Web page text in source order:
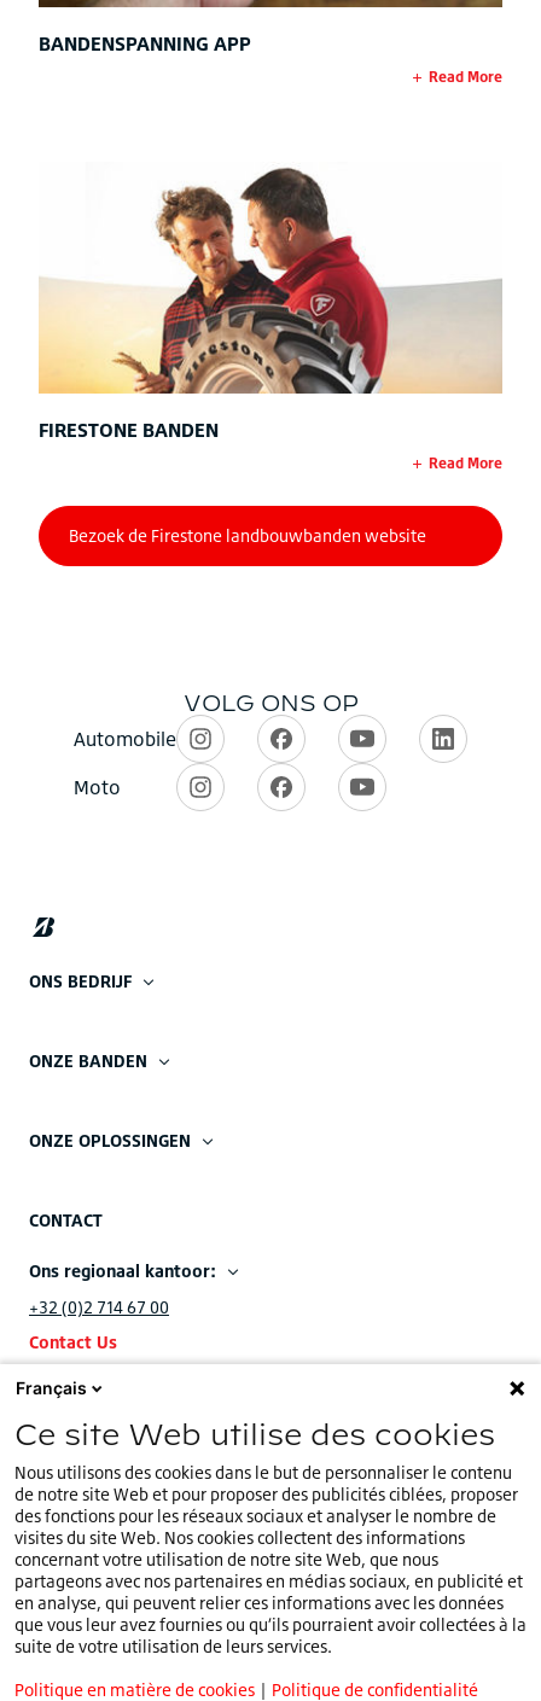
BANDENSPANNING APP
Read More
FIRESTONE BANDEN
Read More
ONS BEDRIJF
ONZE BANDEN
ONZE OPLOSSINGEN
CONTACT
Ons regionaal kantoor:
+32 (0)2 714 67 00
Contact Us
Ons EMEA hoofdkantoor:
+32 (0)2.714.67.00
U bevindt zich op onzeBelgische website.
Kies een ander land of andere taal
BE
Cookiebeleid
Privacybeleid
Français
Ce site Web utilise des cookies
Nous utilisons des cookies dans le but de personnaliser le contenu
de notre site Web et pour proposer des publicités ciblées, proposer
des fonctions pour les réseaux sociaux et analyser le nombre de
visites du site Web. Nos cookies collectent des informations
concernant votre utilisation de notre site Web, que nous
partageons avec nos partenaires en médias sociaux, en publicité et
en analyse, qui peuvent relier ces informations avec les données
que vous leur avez fournies ou qu’ils pourraient avoir collectées à la
suite de votre utilisation de leurs services.
Politique en matière de cookies | Politique de confidentialité